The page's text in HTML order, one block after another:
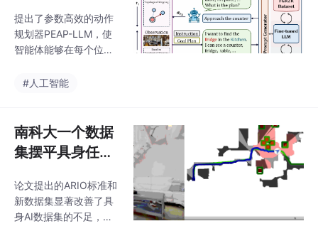
语言模型的参数
高效动作规划
提出了参数高效的动作
规划器PEAP-LLM，使
智能体能够在每个位置
指令，从而提高导航效
#人工智能
南科大一个数据
集摆平具身任
于多功能、通用
具身智能体的标
论文提出的ARIO标准和
新数据集显著改善了具
身AI数据集的不足，提